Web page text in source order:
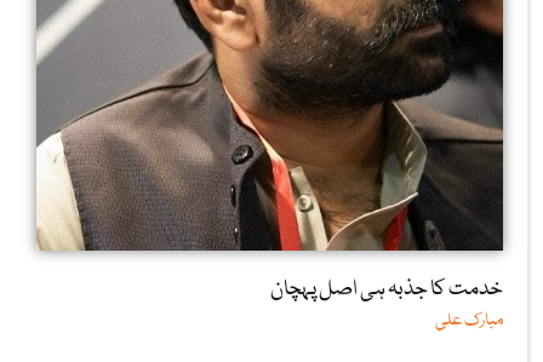
خدمت کا جذبہ ہی اصل پہچان
مبارک علی